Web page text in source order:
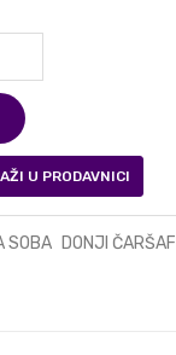
U PRODAVNICI
SOBA DONJI ČARŠAF